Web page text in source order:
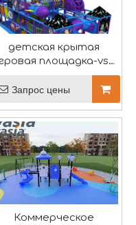
многочисленных
детская крытая
площадка-vs1-
160610-55a-31a-1
Запрос цены
Коммерческое